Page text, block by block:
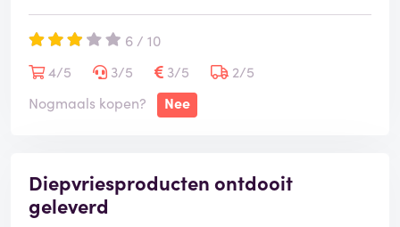
6 / 10
4/5
3/5 3/5
2/5
Nogmaals kopen?
Nee
Diepvriesproducten ontdooit
geleverd